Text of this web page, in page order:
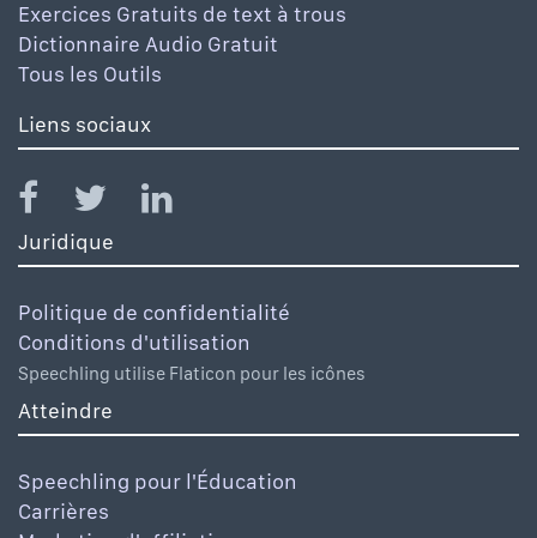
Exercices Gratuits de text à trous
Dictionnaire Audio Gratuit
Tous les Outils
Liens sociaux
Juridique
Politique de confidentialité
Conditions d'utilisation
Speechling utilise Flaticon pour les icônes
Atteindre
Speechling pour l'Éducation
Carrières